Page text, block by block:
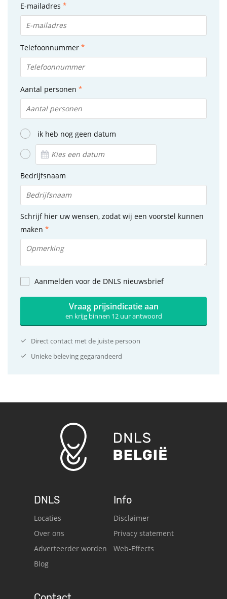
E-mailadres
Telefoonnummer
Aantal personen
ik heb nog geen datum
Bedrijfsnaam
Schrijf hier uw wensen, zodat wij een voorstel kunnen
maken
Aanmelden voor de DNLS nieuwsbrief
Vraag prijsindicatie aan
en krijg binnen 12 uur antwoord
Direct contact met de juiste persoon
Unieke beleving gegarandeerd
DNLS
Locaties
Over ons
Adverteerder worden
Blog
Info
Disclaimer
Privacy statement
Web-Effects